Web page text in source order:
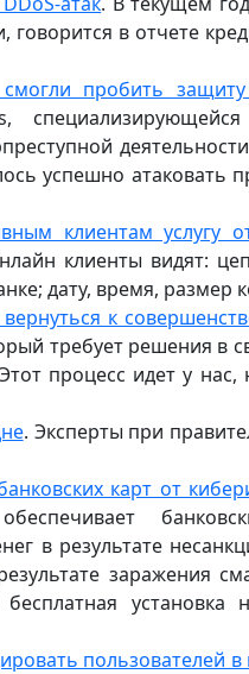
в отчете
пробить
успешно атаковать
клиентам услугу
клиенты видят:
дату, время, размер
к
требует решения в
процесс идет у
. Эксперты при
карт от
в результате
заражения
пользователей